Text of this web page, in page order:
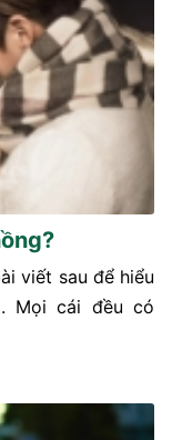
viết sau để hiểu
Mọi cái đều có